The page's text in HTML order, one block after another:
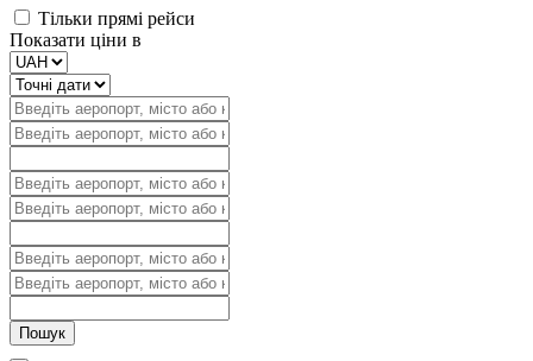
Тільки прямі рейси
Показати ціни в